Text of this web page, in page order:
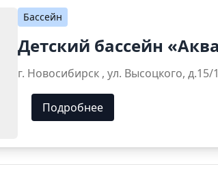
Бассейн
Детский бассейн
г. Новосибирск , ул. Высоцкого, д.15/1
Подробнее